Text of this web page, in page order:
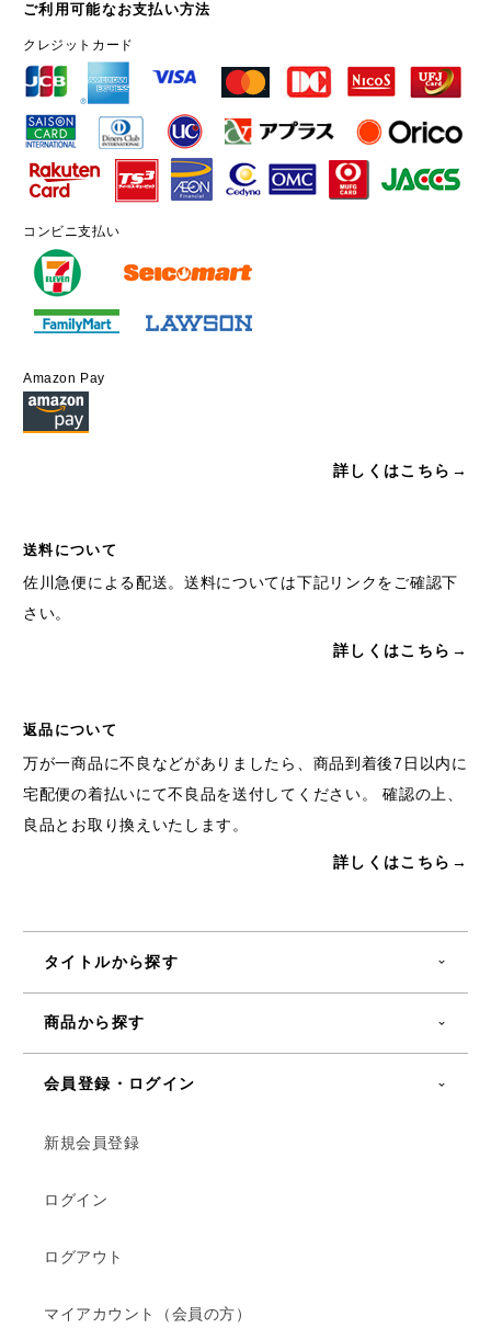
ご利用可能なお支払い方法
クレジットカード
コンビニ支払い
Amazon Pay
詳しくはこちら→
送料について
佐川急便による配送。送料については下記リンクをご確認下
さい。
詳しくはこちら→
返品について
万が一商品に不良などがありましたら、商品到着後7日以内に
宅配便の着払いにて不良品を送付してください。 確認の上、
良品とお取り換えいたします。
詳しくはこちら→
タイトルから探す
商品から探す
会員登録・ログイン
新規会員登録
ログイン
ログアウト
マイアカウント（会員の方）